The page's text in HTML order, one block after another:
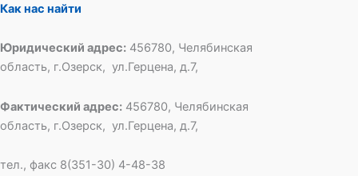
Как нас найти
Юридический адрес: 456780, Челябинская
область, г.Озерск, ул.Герцена, д.7,
Фактический адрес: 456780, Челябинская
область, г.Озерск, ул.Герцена, д.7,
тел., факс 8(351-30) 4-48-38